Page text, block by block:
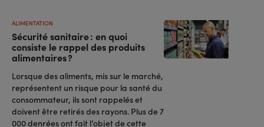
Sécurité sanitaire : en quoi
consiste le rappel des produits
alimentaires ?
ALIMENTATION
Lorsque des aliments, mis sur le marché,
représentent un risque pour la santé du
consommateur, ils sont rappelés et
doivent être retirés des rayons. Plus de 7
000 denrées ont fait l’objet de cette